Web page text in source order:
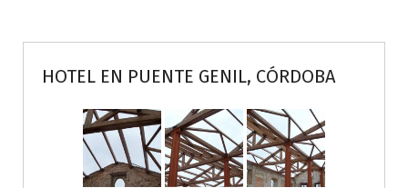
HOTEL EN PUENTE GENIL, CÓRDOBA